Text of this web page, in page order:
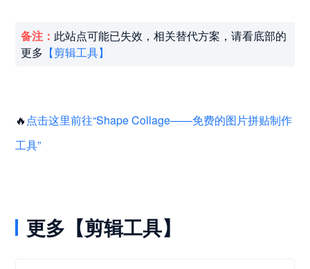
备注： 此站点可能已失效，相关替代方案，请看底部的
更多 【剪辑工具】
🔥 点击这里前往“Shape Collage——免费的图片拼贴制作
工具”
更多【剪辑工具】